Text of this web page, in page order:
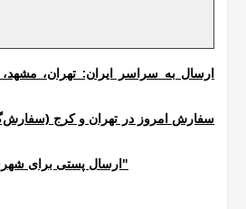
"ارسال پستی برای شهرستان‌ها 2 تا 5 روز کاری"